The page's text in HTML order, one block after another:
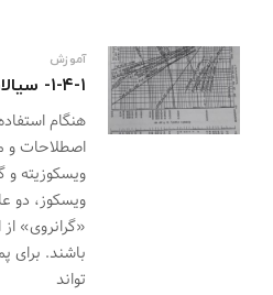
آموزش
۱-۴-۱- سیالات ویسکوز
هنگام
اصطلاحات و
ویسکوزیته و
ویسکوز، دو
«گرانروی»
باشند. برای
تواند